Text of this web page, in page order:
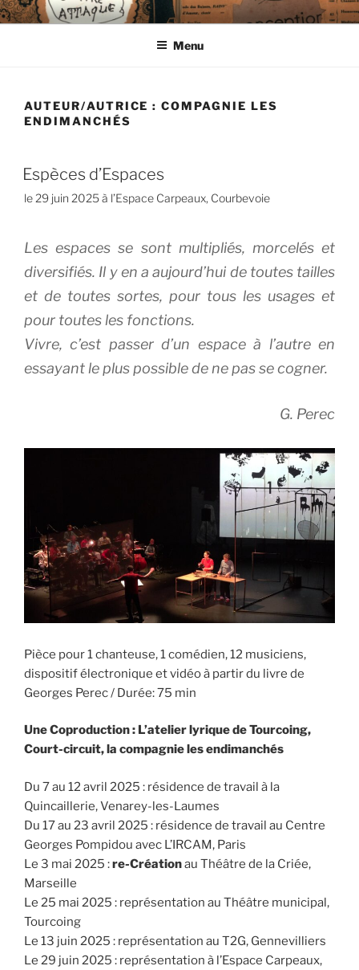
Aller
au
CIE LES ENDIMANCHÉS
Menu
AUTEUR/AUTRICE :COMPAGNIE LES
ENDIMANCHÉS
Espèces d’Espaces
le 29 juin 2025 à l’Espace Carpeaux, Courbevoie
Les espaces se sont multipliés, morcelés et
diversifiés. Il y en a aujourd’hui de toutes tailles
et de toutes sortes, pour tous les usages et
pour toutes les fonctions.
Vivre, c’est passer d’un espace à l’autre en
essayant le plus possible de ne pas se cogner.
G. Perec
Pièce pour 1 chanteuse, 1 comédien, 12 musiciens,
dispositif électronique et vidéo à partir du livre de
Georges Perec / Durée: 75 min
Une Coproduction : L’atelier lyrique de Tourcoing,
Court-circuit, la compagnie les endimanchés
Du 7 au 12 avril 2025 : résidence de travail à la
Quincaillerie, Venarey-les-Laumes
Du 17 au 23 avril 2025 : résidence de travail au Centre
Georges Pompidou avec L’IRCAM, Paris
Le 3 mai 2025 :re-Créationau Théâtre de la Criée,
Marseille
Le 25 mai 2025 : représentation au Théâtre municipal,
Tourcoing
Le 13 juin 2025 : représentation au T2G, Gennevilliers
Le 29 juin 2025 : représentation à l’Espace Carpeaux,